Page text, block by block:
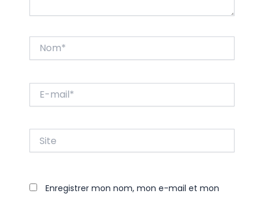
mail*
Enregistrer mon nom, mon e-mail et mon